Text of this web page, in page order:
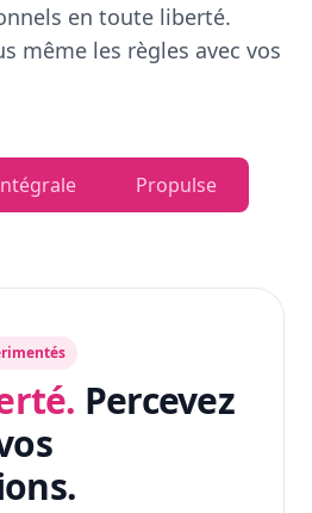
en toute liberté.
même les règles avec vos
Propulse
Percevez